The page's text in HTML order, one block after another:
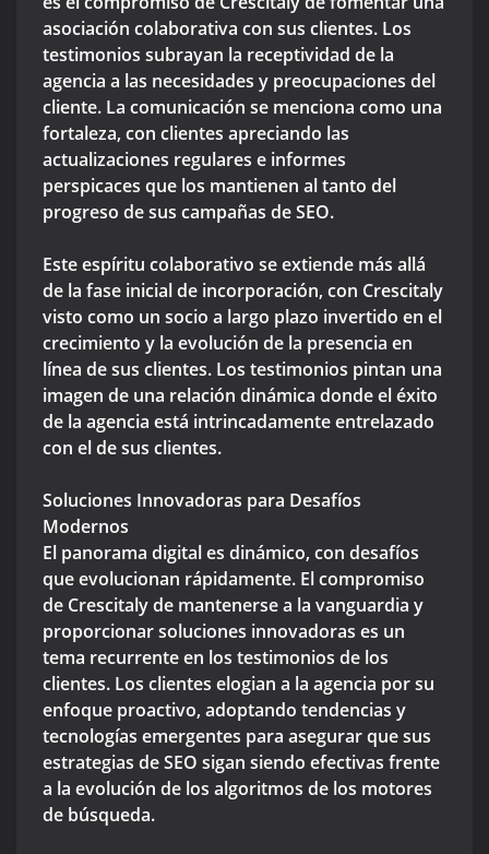
asociación colaborativa con sus clientes. Los
testimonios subrayan la receptividad de la
agencia a las necesidades y preocupaciones del
cliente. La comunicación se menciona como una
fortaleza, con clientes apreciando las
actualizaciones regulares e informes
perspicaces que los mantienen al tanto del
progreso de sus campañas de SEO.
Este espíritu colaborativo se extiende más allá
de la fase inicial de incorporación, con Crescitaly
visto como un socio a largo plazo invertido en el
crecimiento y la evolución de la presencia en
línea de sus clientes. Los testimonios pintan una
imagen de una relación dinámica donde el éxito
de la agencia está intrincadamente entrelazado
con el de sus clientes.
Soluciones Innovadoras para Desafíos
Modernos
El panorama digital es dinámico, con desafíos
que evolucionan rápidamente. El compromiso
de Crescitaly de mantenerse a la vanguardia y
proporcionar soluciones innovadoras es un
tema recurrente en los testimonios de los
clientes. Los clientes elogian a la agencia por su
enfoque proactivo, adoptando tendencias y
tecnologías emergentes para asegurar que sus
estrategias de SEO sigan siendo efectivas frente
a la evolución de los algoritmos de los motores
de búsqueda.